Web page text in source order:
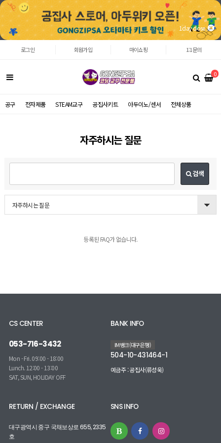
1day close
로그인 회원가입 마이쇼핑 1:1문의
0
공구 전자제품 STEAM교구 공집사키트 아두이노/센서 전체상품
자주하시는 질문
검색
자주하시는 질문
등록된 FAQ가 없습니다.
CS CENTER
053-716-3432
Mon - Fri. 09:00 - 18:00
Lunch. 12:00 - 13:00
SAT, SUN, HOLIDAY OFF
BANK INFO
IM뱅크(대구은행)
504-10-431464-1
예금주 : 공집사(류성욱)
RETURN / EXCHANGE
대구광역시 중구 국채보상로 655, 2335
호
SNS INFO